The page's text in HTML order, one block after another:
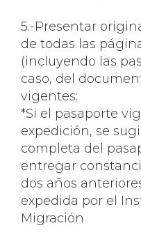
5.-Presentar
de todas las
(incluyendo las
caso, del
vigentes;
*Si el pasaporte
expedición, se
completa del
entregar
dos años
expedida por el
Migración